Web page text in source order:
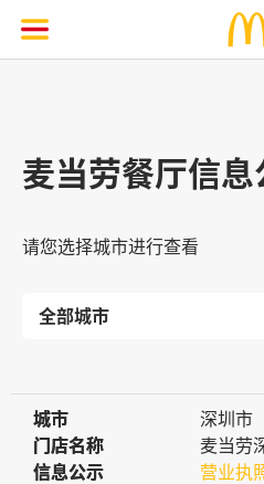
麦当劳餐厅信息
请您选择城市进行查看
城市
城市
深圳市
门店名称
门店名称
麦当劳
信息公示
信息公示
营业执